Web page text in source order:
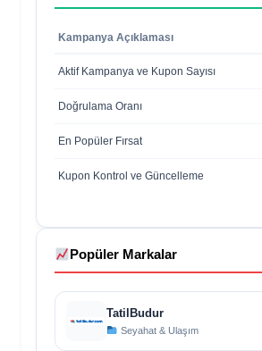
Kampanya Açıklaması
Aktif Kampanya ve Kupon Sayısı
Doğrulama Oranı
En Popüler Fırsat
Kupon Kontrol ve Güncelleme
Popüler Markalar
TatilBudur
Seyahat & Ulaşım